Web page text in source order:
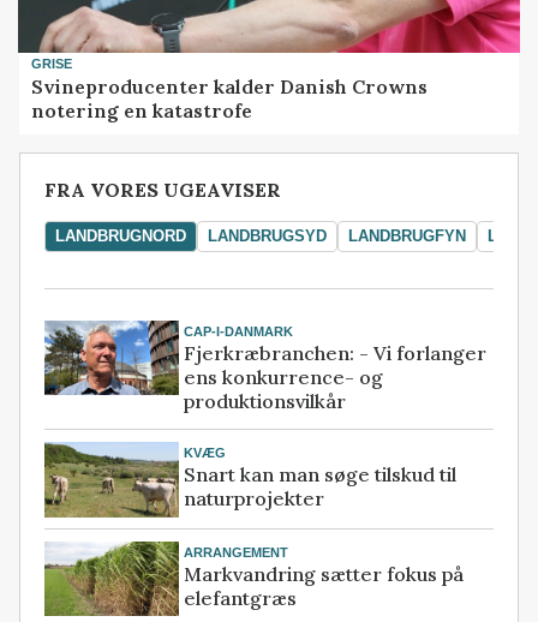
GRISE
Svineproducenter kalder Danish Crowns
notering en katastrofe
FRA VORES UGEAVISER
LANDBRUGNORD LANDBRUGSYD LANDBRUGFYN
CAP-I-DANMARK
Fjerkræbranchen: - Vi forlanger
ens konkurrence- og
produktionsvilkår
KVÆG
Snart kan man søge tilskud til
naturprojekter
ARRANGEMENT
Markvandring sætter fokus på
elefantgræs